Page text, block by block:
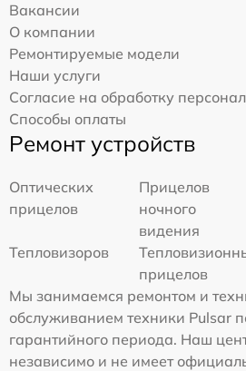
Вакансии
О компании
Ремонтируемые модели
Наши услуги
Согласие на обработку
Способы оплаты
Ремонт устройств
Оптических
прицелов
Прицелов
ночного
видения
Тепловизоров
прицелов
Мы занимаемся ремонтом и
обслуживанием техники Pulsar
гарантийного периода. Наш
независимо и не имеет